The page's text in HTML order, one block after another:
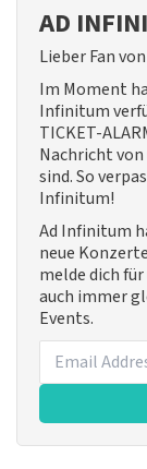
AD
Lieber Fan
Im Moment
Infinitum
TICKET-
Nachricht
sind. So
Infinitum!
Ad Infinitum
neue
melde dich
auch immer
Events.